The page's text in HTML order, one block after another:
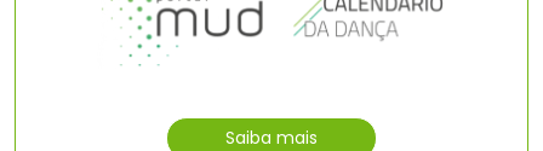
Saiba mais